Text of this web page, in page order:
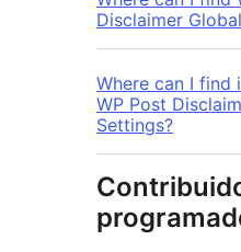
Disclaimer
Where can I find
WP Post
Settings?